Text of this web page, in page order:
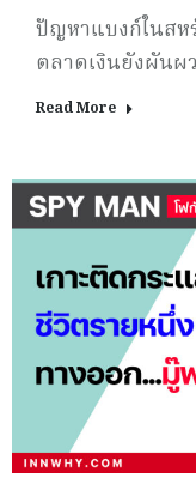
ปัญหาแบงก์ในสห
ตลาดเงินยังผันผ
Read More